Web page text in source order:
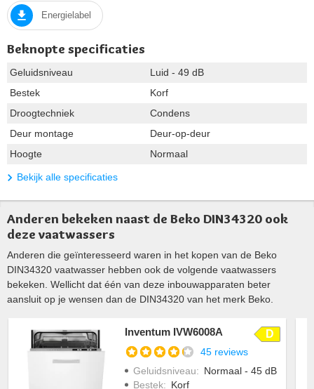
Energielabel
Beknopte specificaties
Geluidsniveau
Luid - 49 dB
Bestek
Korf
Droogtechniek
Condens
Deur montage
Deur-op-deur
Hoogte
Normaal
Bekijk alle specificaties
Anderen bekeken naast de Beko DIN34320 ook
deze vaatwassers
Anderen die geïnteresseerd waren in het kopen van de Beko
DIN34320 vaatwasser hebben ook de volgende vaatwassers
bekeken. Wellicht dat één van deze inbouwapparaten beter
aansluit op je wensen dan de DIN34320 van het merk Beko.
Inventum IVW6008A D
45 reviews
Geluidsniveau: Normaal - 45 dB
Bestek: Korf